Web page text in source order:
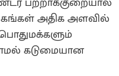
அதிக அளவில்
கடுமையான